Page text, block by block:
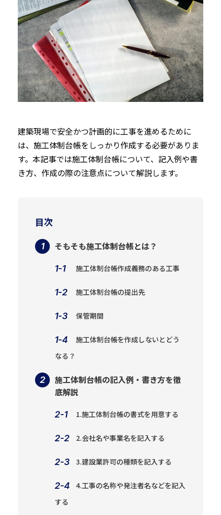
建築現場で安全かつ計画的に工事を進めるために
は、施工体制台帳をしっかり作成する必要がありま
す。本記事では施工体制台帳について、記入例や書
き方、作成の際の注意点について解説します。
目次
そもそも施工体制台帳とは？
施工体制台帳作成義務のある工事
施工体制台帳の提出先
保管期間
施工体制台帳を作成しないとどう
なる？
施工体制台帳の記入例・書き方を徹
底解説
1.施工体制台帳の書式を用意する
2.会社名や事業名を記入する
3.建設業許可の種類を記入する
4.工事の名称や発注者名などを記入
する